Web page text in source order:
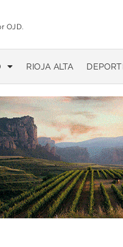
OJD.
RIOJA ALTA